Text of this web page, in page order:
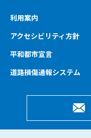
利用案内
アクセシビリティ方針
平和都市宣言
道路損傷通報システム